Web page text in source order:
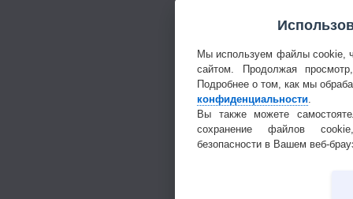
Мы используем файлы cookie,
сайтом. Продолжая
Подробнее о том, как мы
конфиденциальности
Вы также можете
сохранение файлов
безопасности в Вашем веб-